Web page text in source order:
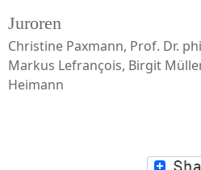
Juroren
Christine Paxmann, Prof. Dr.
Markus Lefrançois, Birgit
Heimann